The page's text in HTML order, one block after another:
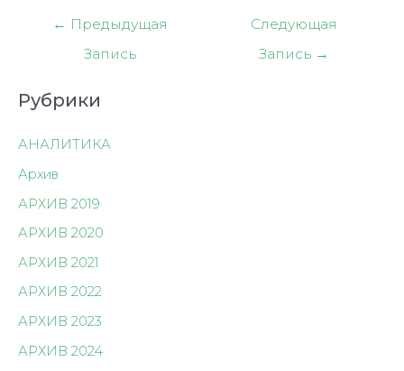
Навигация
← Предыдущая
Запись
Следующая
Запись →
Рубрики
АНАЛИТИКА
Архив
АРХИВ 2019
АРХИВ 2020
АРХИВ 2021
АРХИВ 2022
АРХИВ 2023
АРХИВ 2024